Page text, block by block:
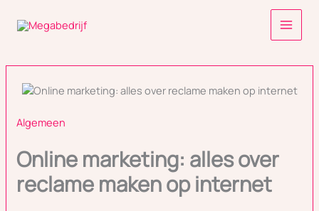
naar
Algemeen
Online marketing: alles over
reclame maken op internet